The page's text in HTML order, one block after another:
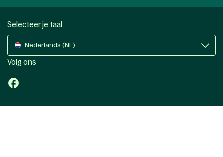
Selecteer je taal
Nederlands (NL)
Volg ons